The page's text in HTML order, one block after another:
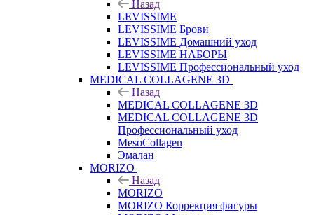
Назад
LEVISSIME
LEVISSIME Брови
LEVISSIME Домашний уход
LEVISSIME НАБОРЫ
LEVISSIME Профессиональный уход
MEDICAL COLLAGENE 3D
Назад
MEDICAL COLLAGENE 3D
MEDICAL COLLAGENE 3D
Профессиональный уход
MesoCollagen
Эмалан
MORIZO
Назад
MORIZO
MORIZO Коррекция фигуры